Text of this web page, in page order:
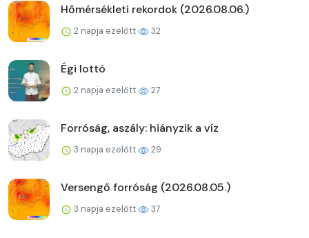
Hőmérsékleti rekordok (2026.08.06.)
2 napja ezelőtt 32
Égi lottó
2 napja ezelőtt 27
Forróság, aszály: hiányzik a víz
3 napja ezelőtt 29
Versengő forróság (2026.08.05.)
3 napja ezelőtt 37